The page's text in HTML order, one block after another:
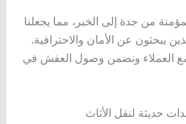
من جدة إلى الخبر، مما يجعلنا
يبحثون عن الأمان والاحترافية.
مع العملاء ونضمن وصول العفش في
حديثة لنقل الأثاث